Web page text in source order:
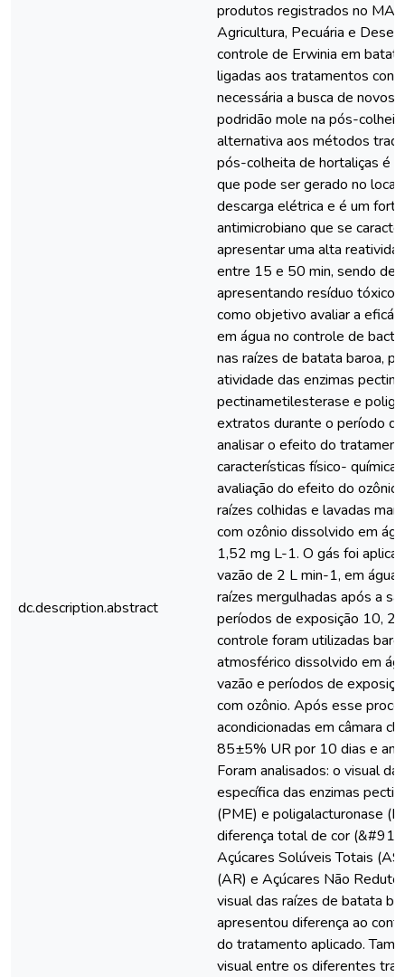
dc.description.abstract
produtos registrados no
Agricultura, Pecuária e
controle de Erwinia em
ligadas aos tratamentos
necessária a busca de
podridão mole na pós-
alternativa aos métodos
pós-colheita de hortaliças é
que pode ser gerado no local
descarga elétrica e é um
antimicrobiano que se
apresentar uma alta
entre 15 e 50 min, sendo
apresentando resíduo
como objetivo avaliar a
em água no controle de
nas raízes de batata baroa,
atividade das enzimas
pectinametilesterase e
extratos durante o período
analisar o efeito do
características físico-
avaliação do efeito do ozônio
raízes colhidas e lavadas
com ozônio dissolvido em
1,52 mg L-1. O gás foi
vazão de 2 L min-1, em água
raízes mergulhadas após a
períodos de exposição 10,
controle foram utilizadas
atmosférico dissolvido em
vazão e períodos de
com ozônio. Após esse
acondicionadas em câmara
85±5% UR por 10 dias e
Foram analisados: o visual
específica das enzimas
(PME) e poligalacturonase
diferença total de cor
Açúcares Solúveis Totais
(AR) e Açúcares Não
visual das raízes de batata
apresentou diferença ao
do tratamento aplicado.
visual entre os diferentes